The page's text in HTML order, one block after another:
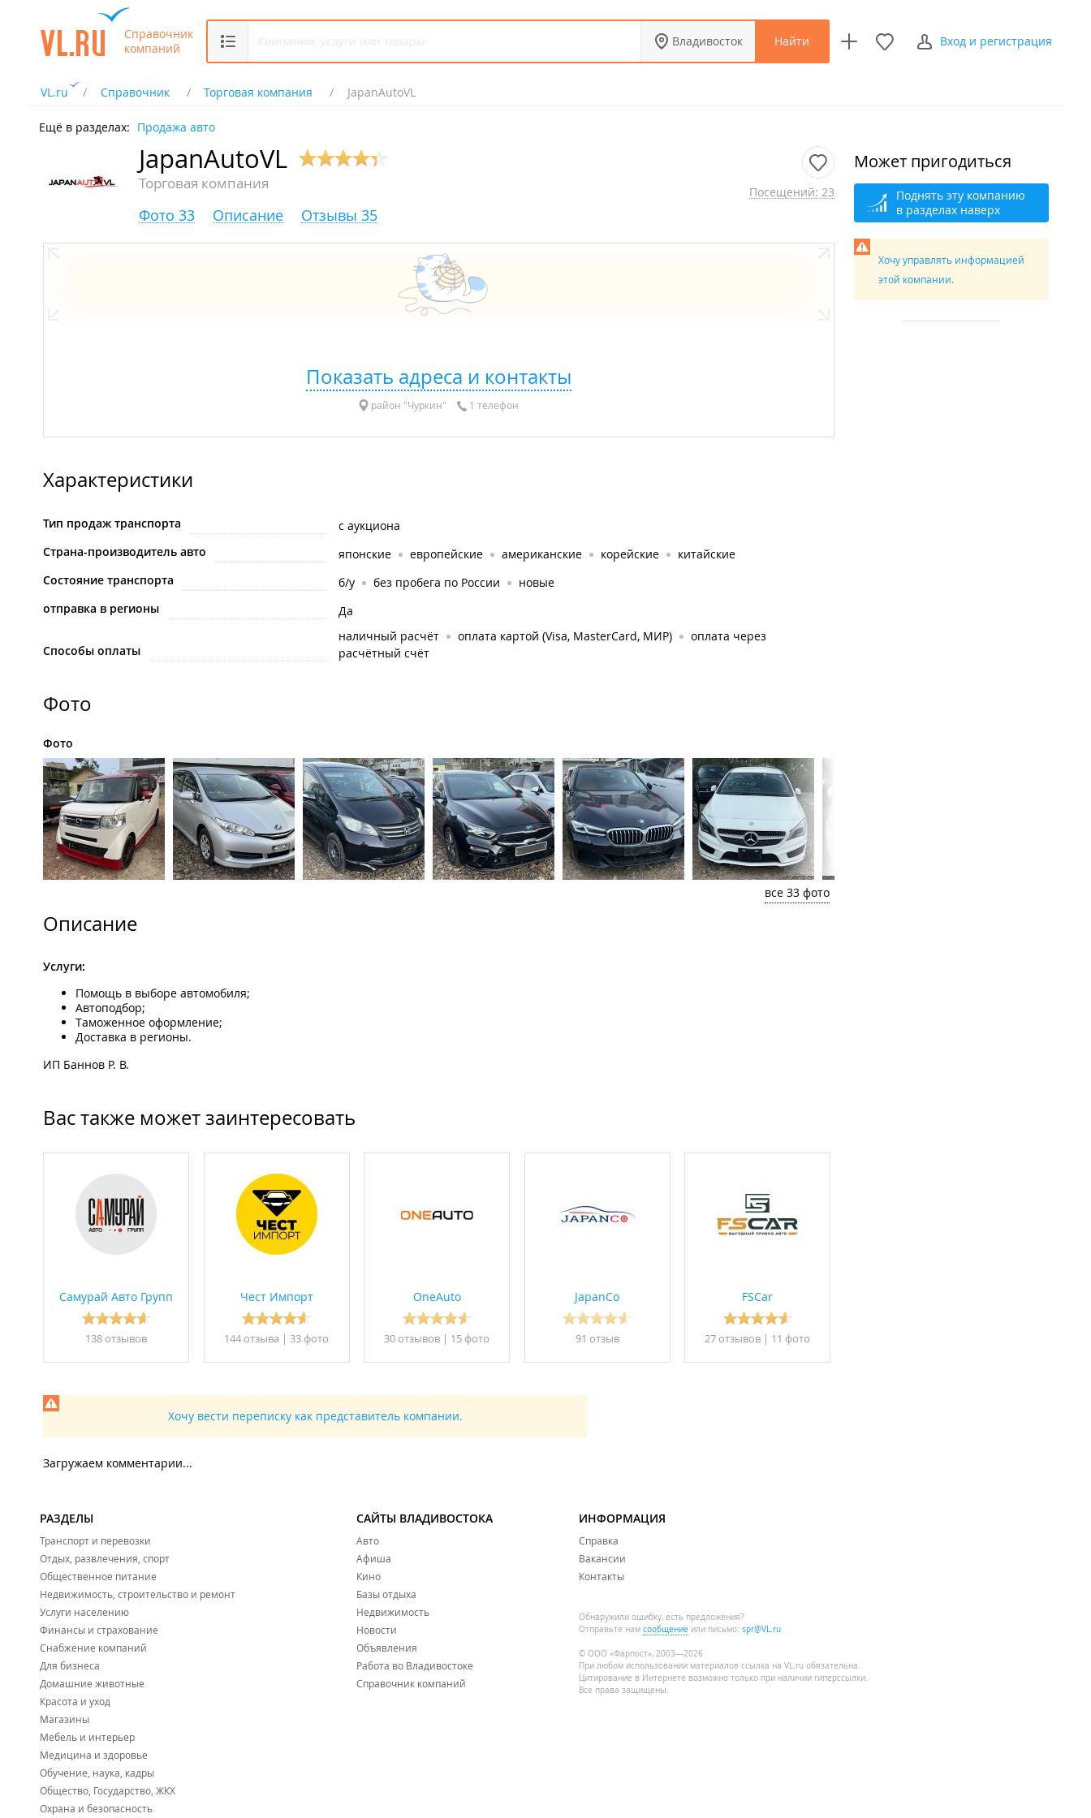
Справочник
компаний
Владивосток Найти Вход и регистрация
VL.ru Справочник Торговая компания JapanAutoVL
Ещё в разделах: Продажа авто
JapanAutoVL
Торговая компания Посещений: 23
Фото 33 Описание Отзывы 35
Показать адреса и контакты
район "Чуркин" 1 телефон
Характеристики
Тип продаж транспорта
с аукциона
Страна-производитель авто
японские европейские американские корейские
китайские
Состояние транспорта
б/у без пробега по России
новые
отправка в регионы
Да
Способы оплаты
наличный расчёт оплата картой (Visa, MasterCard, МИР)
оплата через
расчётный счёт
Фото
Фото
все 33 фото
Описание
Услуги:
Помощь в выборе автомобиля;
Автоподбор;
Таможенное оформление;
Доставка в регионы.
ИП Баннов Р. В.
Вас также может заинтересовать
Самурай Авто Групп
138 отзывов
Чест Импорт
144 отзывa | 33 фото
OneAuto
30 отзывов | 15 фото
JapanCo
91 отзыв
FSCar
27 отзывов | 11 фото
Хочу вести переписку как представитель компании.
Загружаем комментарии...
Может пригодиться
Поднять эту компанию
в разделах наверх
Хочу управлять информацией
этой компании.
РАЗДЕЛЫ
Транспорт и перевозки
Отдых, развлечения, спорт
Общественное питание
Недвижимость, строительство и ремонт
Услуги населению
Финансы и страхование
Снабжение компаний
Для бизнеса
Домашние животные
Красота и уход
Магазины
Мебель и интерьер
Медицина и здоровье
Обучение, наука, кадры
Общество, Государство, ЖКХ
Охрана и безопасность
САЙТЫ ВЛАДИВОСТОКА
Авто
Афиша
Кино
Базы отдыха
Недвижимость
Новости
Объявления
Работа во Владивостоке
Справочник компаний
ИНФОРМАЦИЯ
Справка
Вакансии
Контакты
Обнаружили ошибку, есть предложения?
Отправьте нам сообщение или письмо: spr@VL.ru
© ООО «Фарпост», 2003—2026
При любом использовании материалов ссылка на VL.ru обязательна.
Цитирование в Интернете возможно только при наличии гиперссылки.
Все права защищены.